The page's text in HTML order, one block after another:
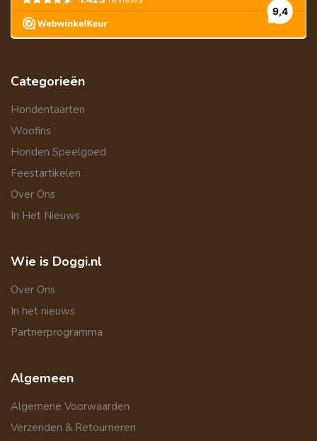
Categorieën
Hondentaarten
Woofins
Honden Speelgoed
Feestartikelen
Over Ons
In Het Nieuws
Wie is Doggi.nl
Over Ons
In het nieuws
Partnerprogramma
Algemeen
Algemene Voorwaarden
Verzenden & Retourneren